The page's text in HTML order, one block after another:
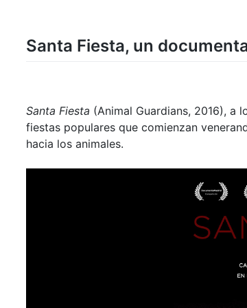
Santa Fiesta, un
Santa Fiesta (Animal Guardians, 2016), a
fiestas populares que comienzan
hacia los animales.